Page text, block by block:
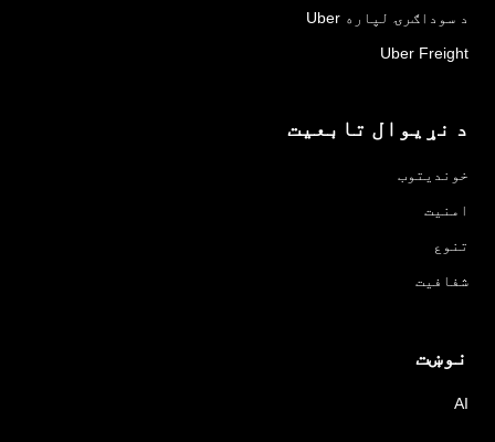
د سوداګرۍ لپاره Uber
Uber Freight
د نړیوال تابعیت
خوندیتوب
امنیت
تنوع
شفافیت
نوښت
AI